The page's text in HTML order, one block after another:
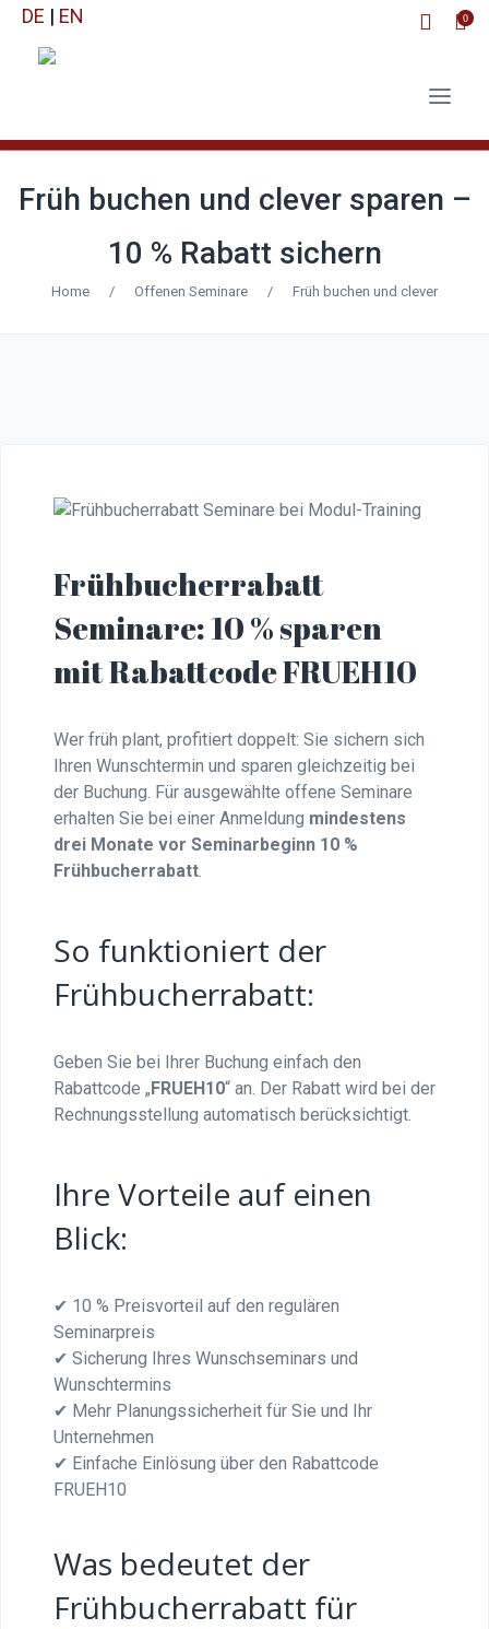
DE | EN 0
Früh buchen und clever sparen –
10 % Rabatt sichern
Home / Offenen Seminare / Früh buchen und clever
Frühbucherrabatt
Seminare: 10 % sparen
mit Rabattcode FRUEH10
Wer früh plant, profitiert doppelt: Sie sichern sich
Ihren Wunschtermin und sparen gleichzeitig bei
der Buchung. Für ausgewählte offene Seminare
erhalten Sie bei einer Anmeldung mindestens
drei Monate vor Seminarbeginn 10 %
Frühbucherrabatt.
So funktioniert der
Frühbucherrabatt:
Geben Sie bei Ihrer Buchung einfach den
Rabattcode „FRUEH10“ an. Der Rabatt wird bei der
Rechnungsstellung automatisch berücksichtigt.
Ihre Vorteile auf einen
Blick:
✔ 10 % Preisvorteil auf den regulären
Seminarpreis
✔ Sicherung Ihres Wunschseminars und
Wunschtermins
✔ Mehr Planungssicherheit für Sie und Ihr
Unternehmen
✔ Einfache Einlösung über den Rabattcode
FRUEH10
Was bedeutet der
Frühbucherrabatt für